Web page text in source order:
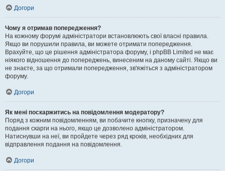
Догори
Чому я отримав попередження?
На кожному форумі адміністратори встановлюють свої власні правила.
Якщо ви порушили правила, ви можете отримати попередження.
Врахуйте, що це рішення адміністратора форуму, і phpBB Limited не має
ніякого відношення до попереджень, винесеним на даному сайті. Якщо ви
не знаєте, за що отримали попередження, зв'яжіться з адміністратором
форуму.
Догори
Як мені поскаржитись на повідомлення модератору?
Поряд з кожним повідомленням, ви побачите кнопку, призначену для
подання скарги на нього, якщо це дозволено адміністратором.
Натиснувши на неї, ви пройдете через ряд кроків, необхідних для
відправлення подання на повідомлення.
Догори